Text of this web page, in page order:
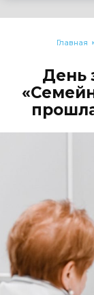
Главная
День